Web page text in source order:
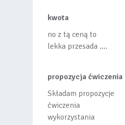
kwota
no z tą ceną to
lekka przesada ....
propozycja ćwiczenia
Składam propozycje
ćwiczenia
wykorzystania